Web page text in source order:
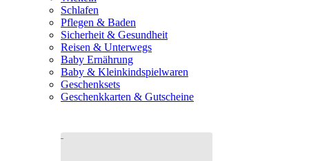
Schlafen
Pflegen & Baden
Sicherheit & Gesundheit
Reisen & Unterwegs
Baby Ernährung
Baby & Kleinkindspielwaren
Geschenksets
Geschenkkarten & Gutscheine